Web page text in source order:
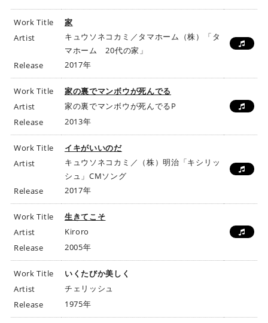
Work Title
家
Artist
キュウソネコカミ／タマホーム（株）「タ
マホーム 20代の家」
Release
2017年
Work Title
家の裏でマンボウが死んでる
Artist
家の裏でマンボウが死んでるP
Release
2013年
Work Title
イキがいいのだ
Artist
キュウソネコカミ／（株）明治「キシリッ
シュ」CMソング
Release
2017年
Work Title
生きてこそ
Artist
Kiroro
Release
2005年
Work Title
いくたびか美しく
Artist
チェリッシュ
Release
1975年